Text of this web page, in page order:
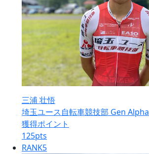
三浦 壮悟
埼玉ユース自転車競技部 Gen Alpha
獲得ポイント
125pts
RANK5